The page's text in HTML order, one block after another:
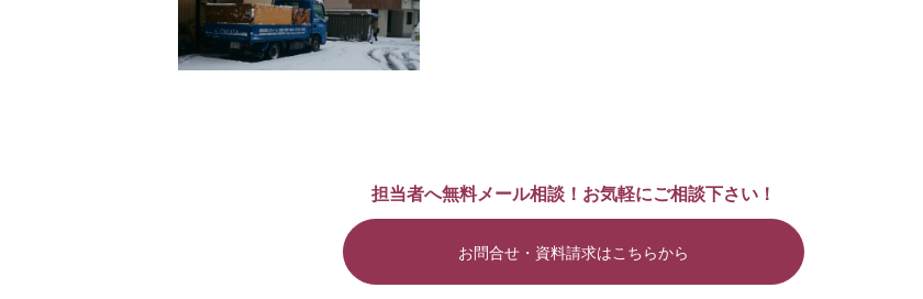
担当者へ無料メール相談！お気軽にご相談下さい！
お問合せ・資料請求はこちらから